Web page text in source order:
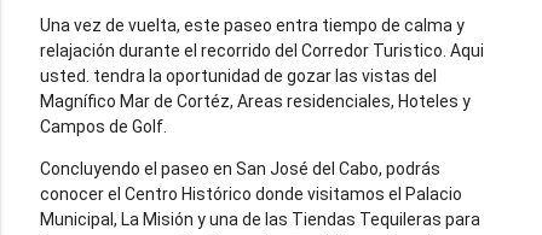
Una vez de vuelta, este paseo entra tiempo de calma y
relajación durante el recorrido del Corredor Turistico. Aqui
usted. tendra la oportunidad de gozar las vistas del
Magnífico Mar de Cortéz, Areas residenciales, Hoteles y
Campos de Golf.
Concluyendo el paseo en San José del Cabo, podrás
conocer el Centro Histórico donde visitamos el Palacio
Municipal, La Misión y una de las Tiendas Tequileras para